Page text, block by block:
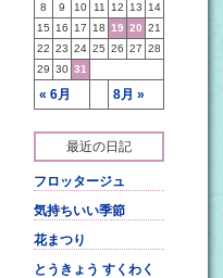
« 6月 8月 »
8
9 10 11 12 13
14
15
16 17 18 19 20 21
22 23 24 25 26 27 28
29 30 31
最近の日記
フロッタージュ
気持ちいい季節
花まつり
とうきょう すくわく